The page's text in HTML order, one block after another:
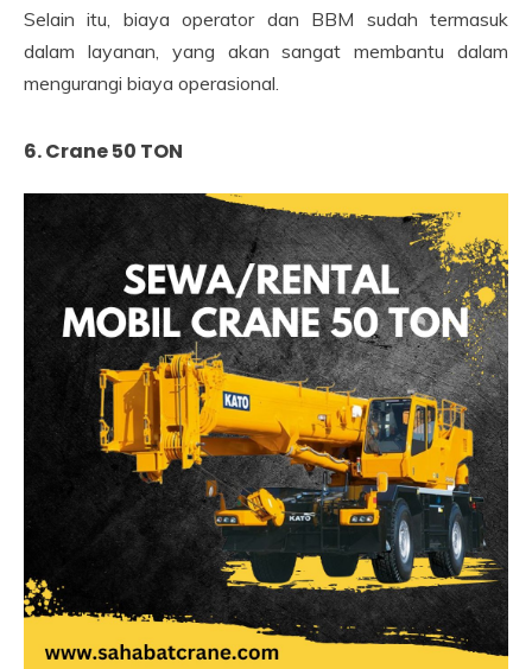
Selain itu, biaya operator dan BBM sudah termasuk
dalam layanan, yang akan sangat membantu dalam
mengurangi biaya operasional.
6. Crane 50 TON